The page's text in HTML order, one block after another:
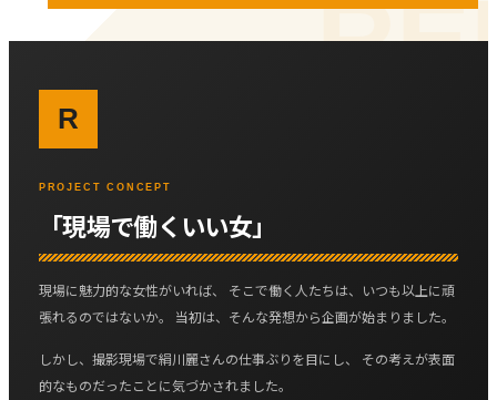
R
PROJECT CONCEPT
「現場で働くいい女」
現場に魅力的な女性がいれば、 そこで働く人たちは、いつも以上に頑
張れるのではないか。 当初は、そんな発想から企画が始まりました。
しかし、撮影現場で絹川麗さんの仕事ぶりを目にし、 その考えが表面
的なものだったことに気づかされました。